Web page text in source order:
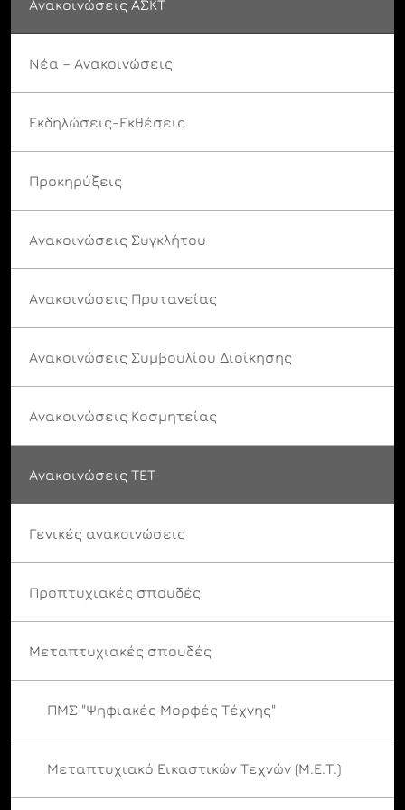
Ανακοινώσεις ΑΣΚΤ
Νέα – Ανακοινώσεις
Εκδηλώσεις-Εκθέσεις
Προκηρύξεις
Ανακοινώσεις Συγκλήτου
Ανακοινώσεις Πρυτανείας
Ανακοινώσεις Συμβουλίου Διοίκησης
Ανακοινώσεις Κοσμητείας
Ανακοινώσεις ΤΕΤ
Γενικές ανακοινώσεις
Προπτυχιακές σπουδές
Μεταπτυχιακές σπουδές
ΠΜΣ "Ψηφιακές Μορφές Τέχνης"
Μεταπτυχιακό Εικαστικών Τεχνών (Μ.Ε.Τ.)